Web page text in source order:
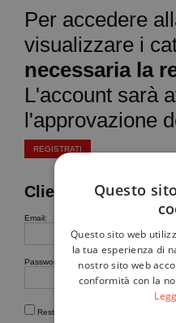
Per accedere
visualizzare i
necessaria la
L'account sarà
l'approvazione
REGISTRATI
Cliente già
Email:
Password:
Resta collegato
Questo
Questo sito web
la tua esperienza di
nostro sito web
conformità con la